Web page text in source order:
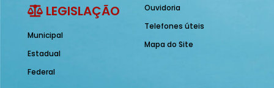
LEGISLAÇÃO
Municipal
Estadual
Federal
Ouvidoria
Telefones úteis
Mapa do Site